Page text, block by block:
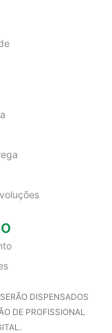
DISPENSADOS
DE PROFISSIONAL